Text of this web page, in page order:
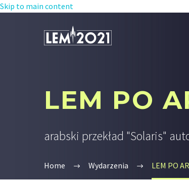
Skip to main content
LEM PO
arabski przekład "Solaris"
Home Wydarzenia LEM PO